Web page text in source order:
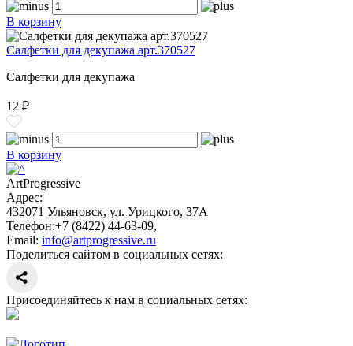
В корзину
Салфетки для декупажа арт.370527
Салфетки для декупажа
12 ₽
В корзину
ArtProgressive
Адрес:
432071 Ульяновск, ул. Урицкого, 37А
Телефон:+7 (8422) 44-63-09,
Email: info@artprogressive.ru
Поделиться сайтом в социальных сетях:
Присоединяйтесь к нам в социальных сетях: